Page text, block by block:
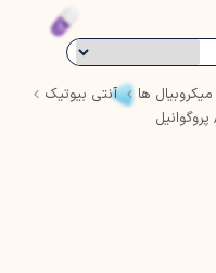
ها
آنتی بیوتیک